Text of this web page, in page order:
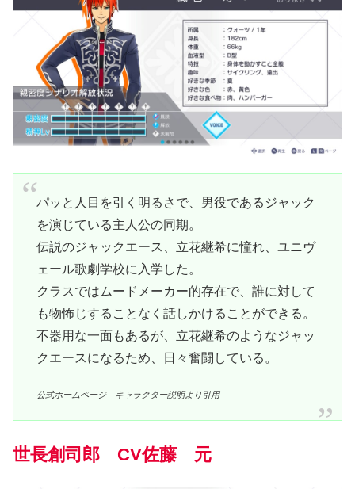
パッと人目を引く明るさで、男役であるジャック
を演じている主人公の同期。
伝説のジャックエース、立花継希に憧れ、ユニヴ
ェール歌劇学校に入学した。
クラスではムードメーカー的存在で、誰に対して
も物怖じすることなく話しかけることができる。
不器用な一面もあるが、立花継希のようなジャッ
クエースになるため、日々奮闘している。
公式ホームページ キャラクター説明より引用
世長創司郎 CV佐藤 元